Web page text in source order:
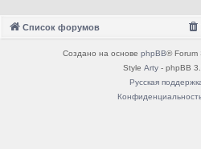
Список форумов
Создано на основе phpBB® Forum
Style Arty - phpBB
Русская